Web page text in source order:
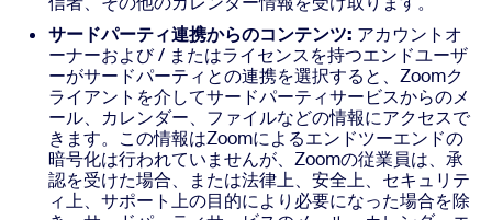
サードパーティ連携からのコンテンツ: アカウントオ
ーナーおよび / またはライセンスを持つエンドユーザ
ーがサードパーティとの連携を選択すると、Zoomク
ライアントを介してサードパーティサービスからのメ
ール、カレンダー、ファイルなどの情報にアクセスで
きます。この情報はZoomによるエンドツーエンドの
暗号化は行われていませんが、Zoomの従業員は、承
認を受けた場合、または法律上、安全上、セキュリテ
ィ上、サポート上の目的により必要になった場合を除